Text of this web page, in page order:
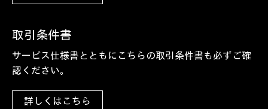
取引条件書
サービス仕様書とともにこちらの取引条件書も必ずご確
認ください。
詳しくはこちら